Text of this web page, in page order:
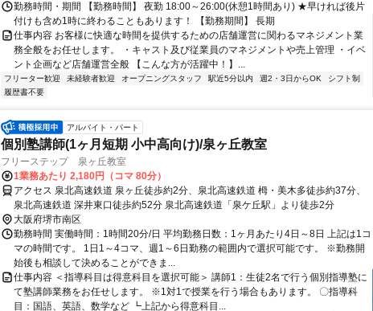
勤務時間・期間 【勤務時間】 夜勤 18:00～26:00(休憩1時間あり) ★早ければ後片
付けも含め1時に終わることもあります！ 【勤務期間】 長期
仕事内容 お客様に快適な時間を提供するための店舗運営に関わるマネジメント業
務全般をお任せします。 ・キャスト及び従業員のマネジメントや売上管理 ・イベ
ント企画など店舗運営全般 【こんな方が活躍中！】...
フリーター歓迎 未経験者歓迎 オープニングスタッフ 駅近5分以内 週2・3日からOK
シフト制
履歴書不要
アルバイト・パート
個別塾講師(1ヶ月短期 小中高向け)/泉ヶ丘教室
フリーステップ 泉ヶ丘教室
1業務あたり 2,180円（コマ 80分）
アクセス 泉北高速鉄道 泉ヶ丘徒歩約2分、泉北高速鉄道 栂・美木多徒歩約37分、
泉北高速鉄道 深井東口徒歩約52分 泉北高速鉄道「泉ケ丘駅」より徒歩2分
大阪府堺市南区
勤務時間 実働時間：1時間20分/日 平均勤務日数：1ヶ月あたり4日～8日 上記は1コ
マの時間です。 1日1～4コマ、週1～6日勤務の範囲内で選択可能です。 ※勤務開
始後も相談して決めることができま...
仕事内容 ＜指導科目は得意科目を選択可能＞ 講師1：生徒2名で行う個別指導塾に
て塾講師業務をお任せします。 ※1対1で授業を行う場合もあります。 〇指導科
目：国語、英語、数学など ┗上記から得意科目...